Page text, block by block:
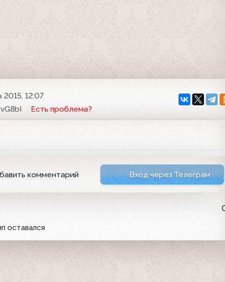
12:07
Есть проблема?
комментарий Вход через Телеграм
оставался